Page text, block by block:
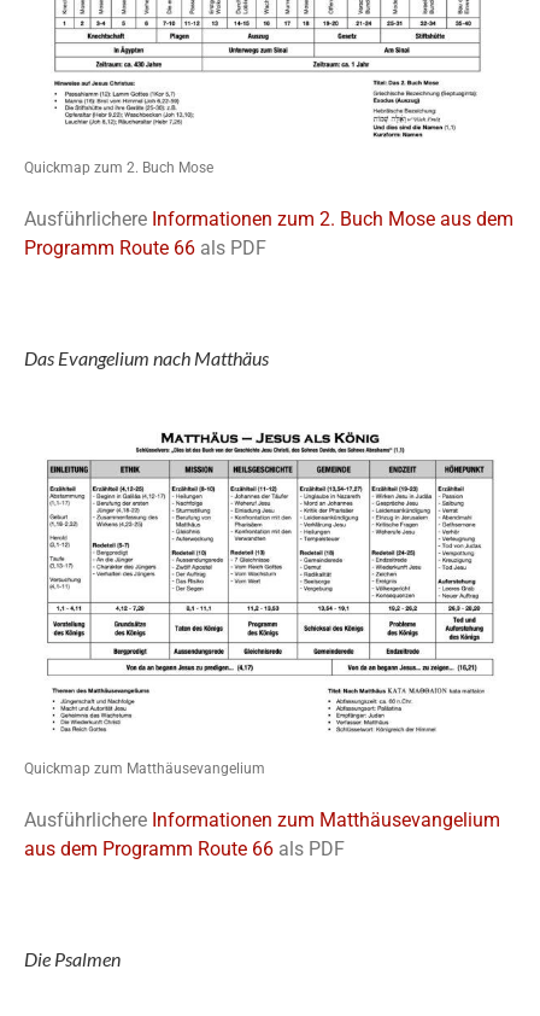
Quickmap zum 2. Buch Mose
Ausführlichere Informationen zum 2. Buch Mose aus dem
Programm Route 66 als PDF
Das Evangelium nach Matthäus
Quickmap zum Matthäusevangelium
Ausführlichere Informationen zum Matthäusevangelium
aus dem Programm Route 66 als PDF
Die Psalmen